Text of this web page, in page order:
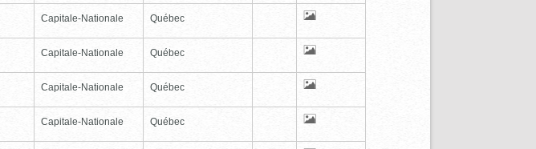
Capitale-Nationale Québec
Capitale-Nationale Québec
Capitale-Nationale Québec
Capitale-Nationale Québec